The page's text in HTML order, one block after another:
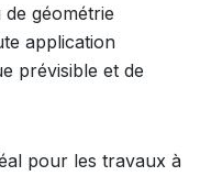
géométrie
application
prévisible et de
pour les travaux à